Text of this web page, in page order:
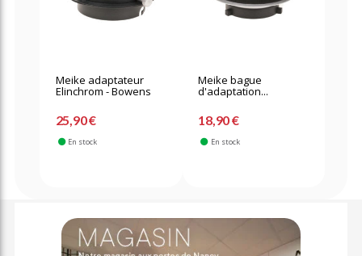
Meike adaptateur
Elinchrom - Bowens
25,90 €
En stock
Meike bague
d'adaptation...
18,90 €
En stock